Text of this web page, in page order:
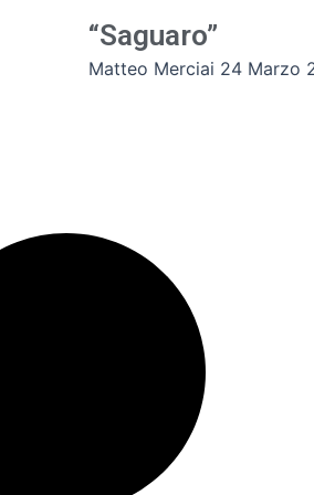
“Saguaro”
Matteo Merciai 24 Marzo